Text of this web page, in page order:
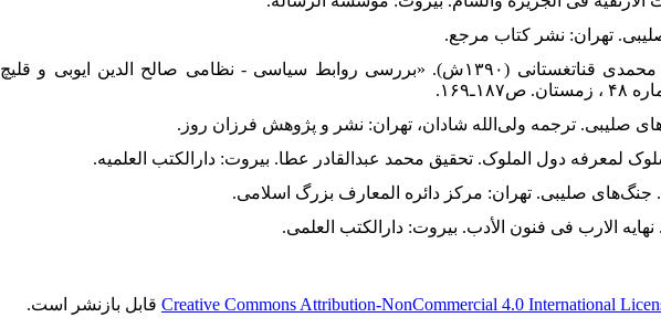
۲۶. فروزانی، سید ابوالقاسم و مهدی محمدی قناتغستانی (۱۳۹۰ش). «بررسی روابط سیاسی - نظامی صالح الدین ایوبی و قلیچ
Creative Commons Attribution-NonCommercial 4.0 International قابل بازنشر است.